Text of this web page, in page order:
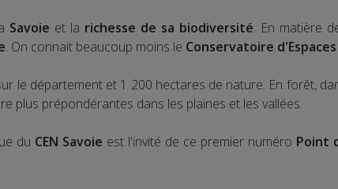
Savoie et la richesse de sa biodiversité. En matière
. On connait beaucoup moins le Conservatoire
le département et 1 200 hectares de nature. En forêt,
plus prépondérantes dans les plaines et les vallées.
du CEN Savoie est l'invité de ce premier numéro Point